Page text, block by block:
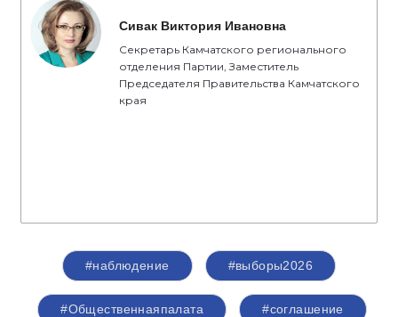
Сивак Виктория Ивановна
Секретарь Камчатского регионального
отделения Партии, Заместитель
Председателя Правительства Камчатского
края
#наблюдение #выборы2026
#Общественнаяпалата #соглашение